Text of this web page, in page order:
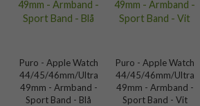
Puro - Apple Watch
44/45/46mm/Ultra
49mm - Armband -
Sport Band - Blå
Puro - Apple Watch
44/45/46mm/Ultra
49mm - Armband -
Sport Band - Vit